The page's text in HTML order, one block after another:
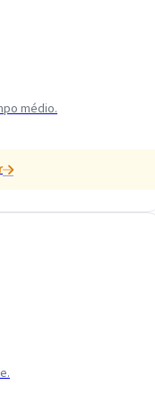
médio.